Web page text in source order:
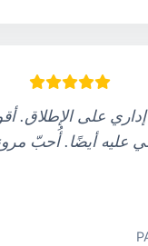
على الإطلاق.
عليه أيضًا. أُحبّ